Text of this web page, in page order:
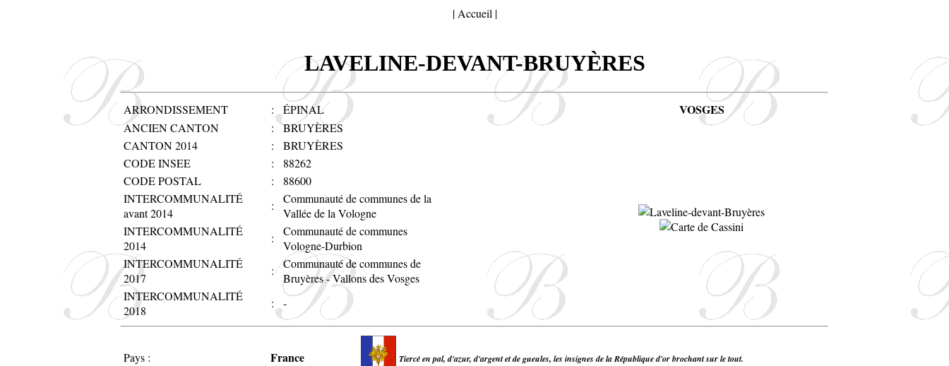
| Accueil |
LAVELINE-DEVANT-BRUYÈRES
ARRONDISSEMENT : ÉPINAL VOSGES
ANCIEN CANTON :
BRUYÈRES
CANTON 2014
:
BRUYÈRES
CODE INSEE
:
88262
CODE POSTAL
:
88600
INTERCOMMUNALITÉ
avant 2014
:
Communauté de communes de la
Vallée de la Vologne
INTERCOMMUNALITÉ
2014
:
Communauté de communes
Vologne-Durbion
INTERCOMMUNALITÉ
2017
:
Communauté de communes de
Bruyères - Vallons des Vosges
INTERCOMMUNALITÉ
2018
: -
Pays : France Tiercé en pal, d'azur, d'argent et de gueules, les insignes de la République d'or brochant sur le tout.